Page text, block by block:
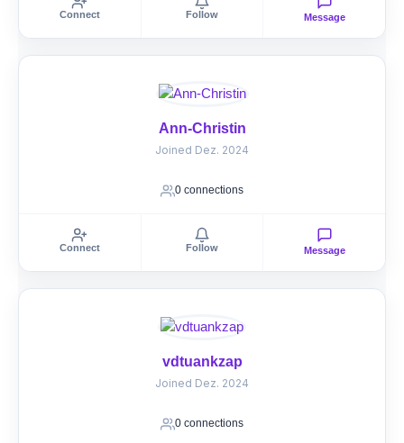
Connect Follow Message
Ann-Christin
Joined Dez. 2024
0 connections
Connect Follow Message
vdtuankzap
Joined Dez. 2024
0 connections